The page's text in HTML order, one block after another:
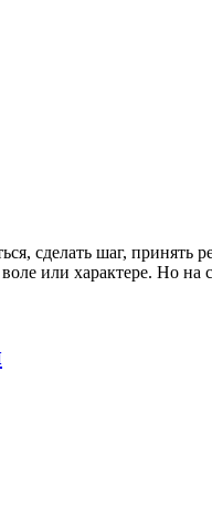
сделать шаг,
или характере. Но